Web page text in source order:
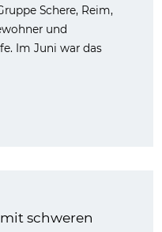
Schere, Reim,
und
Im Juni war das
schweren